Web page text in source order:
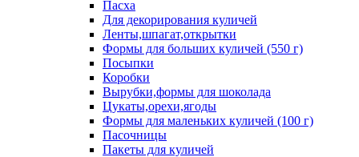
Пасха
Для декорирования куличей
Ленты,шпагат,открытки
Формы для больших куличей (550 г)
Посыпки
Коробки
Вырубки,формы для шоколада
Цукаты,орехи,ягоды
Формы для маленьких куличей (100 г)
Пасочницы
Пакеты для куличей